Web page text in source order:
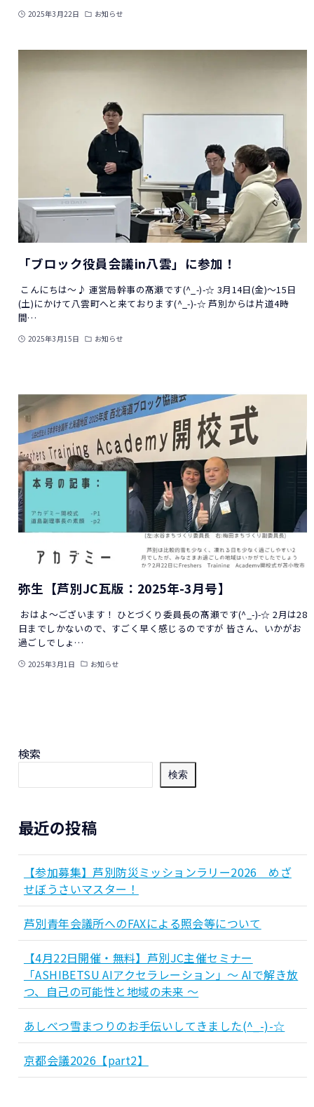
2025年3月22日 お知らせ
「ブロック役員会議in八雲」に参加！
こんにちは～♪ 運営局幹事の髙瀬です(^_-)-☆ 3月14日(金)～15日
(土)にかけて八雲町へと来ております(^_-)-☆ 芦別からは片道4時
間…
2025年3月15日 お知らせ
弥生【芦別JC瓦版：2025年-3月号】
おはよ～ございます！ ひとづくり委員長の髙瀬です(^_-)-☆ 2月は28
日までしかないので、すごく早く感じるのですが 皆さん、いかがお
過ごしでしょ…
2025年3月1日 お知らせ
検索
検索
最近の投稿
【参加募集】芦別防災ミッションラリー2026 めざ
せぼうさいマスター！
芦別青年会議所へのFAXによる照会等について
【4月22日開催・無料】芦別JC主催セミナー
「ASHIBETSU AIアクセラレーション」～ AIで解き放
つ、自己の可能性と地域の未来 ～
あしべつ雪まつりのお手伝いしてきました(^_-)-☆
京都会議2026【part2】